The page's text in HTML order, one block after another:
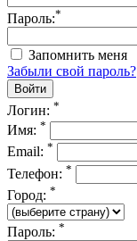
Пароль:*
Запомнить меня
Забыли свой пароль?
Логин: *
Имя: *
Email: *
Телефон: *
Город: *
Пароль: *